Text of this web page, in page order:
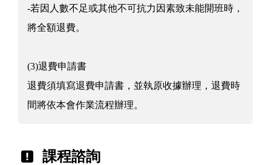
-若因人數不足或其他不可抗力因素致未能開班時，
將全額退費。
(3)退費申請書
退費須填寫退費申請書，並執原收據辦理，退費時
間將依本會作業流程辦理。
課程諮詢